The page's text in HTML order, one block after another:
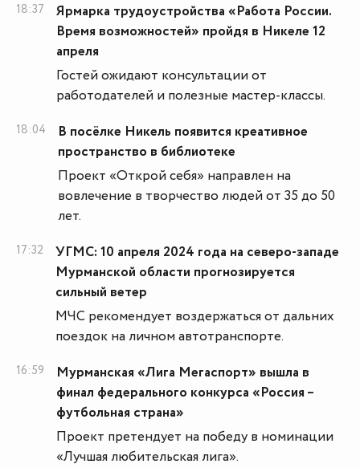
18:37
Ярмарка трудоустройства «Работа России.
Время возможностей» пройдя в Никеле 12
апреля
Гостей ожидают консультации от
работодателей и полезные мастер-классы.
18:04
В посëлке Никель появится креативное
пространство в библиотеке
Проект «Открой себя» направлен на
вовлечение в творчество людей от 35 до 50
лет.
17:32
УГМС: 10 апреля 2024 года на северо-западе
Мурманской области прогнозируется
сильный ветер
МЧС рекомендует воздержаться от дальних
поездок на личном автотранспорте.
16:59
Мурманская «Лига Мегаспорт» вышла в
финал федерального конкурса «Россия –
футбольная страна»
Проект претендует на победу в номинации
«Лучшая любительская лига».